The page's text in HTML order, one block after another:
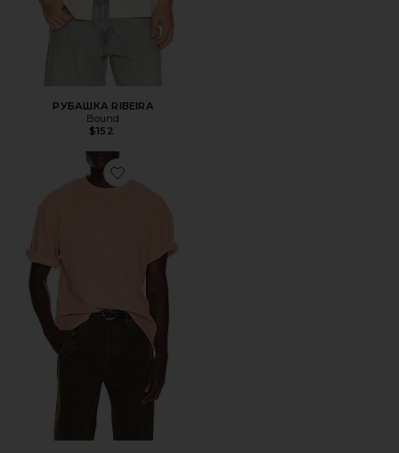
РУБАШКА RIBEIRA
Bound
$152
Favorite ФУТБОЛКА ACID WASH